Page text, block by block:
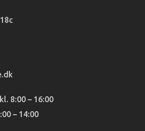
8:00 – 16:00
– 14:00